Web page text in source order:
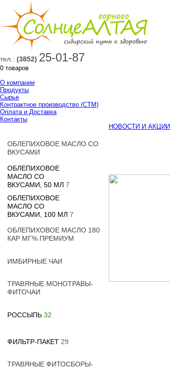
тел.: (3852) 25-01-87
0 товаров
О компании
Продукты
Сырье
Контрактное производство (СТМ)
Оплата и Доставка
Контакты
ОБЛЕПИХОВОЕ МАСЛО СО
ВКУСАМИ
ОБЛЕПИХОВОЕ
МАСЛО СО
ВКУСАМИ, 50 МЛ 7
ОБЛЕПИХОВОЕ
МАСЛО СО
ВКУСАМИ, 100 МЛ 7
ОБЛЕПИХОВОЕ МАСЛО 180
КАР МГ% ПРЕМИУМ
ИМБИРНЫЕ ЧАИ
ТРАВЯНЫЕ МОНОТРАВЫ-
ФИТОЧАИ
РОССЫПЬ 32
ФИЛЬТР-ПАКЕТ 29
ТРАВЯНЫЕ ФИТОСБОРЫ-
НОВОСТИ И АКЦИИ